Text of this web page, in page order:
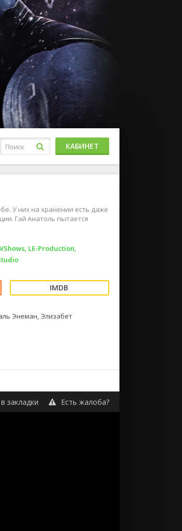
КАБИНЕТ
У них на хранении есть даже
Гай Анатоль пытается
LE-Production,
Энеман, Элизабет
закладки Есть жалоба?